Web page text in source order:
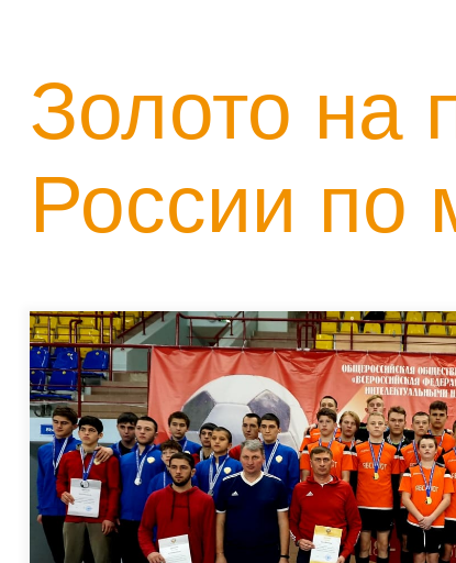
Золото на
России по